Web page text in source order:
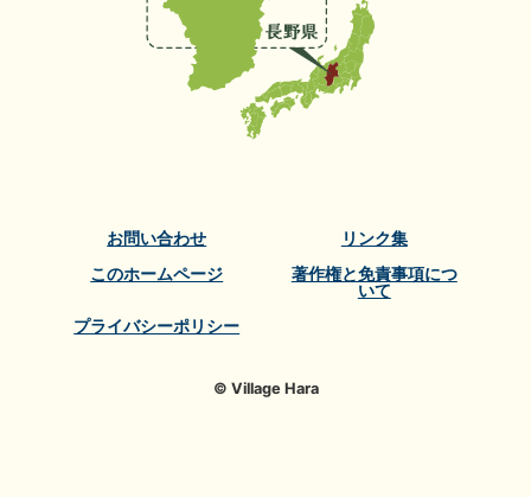
お問い合わせ
リンク集
このホームページ
著作権と免責事項につ
いて
プライバシーポリシー
© Village Hara